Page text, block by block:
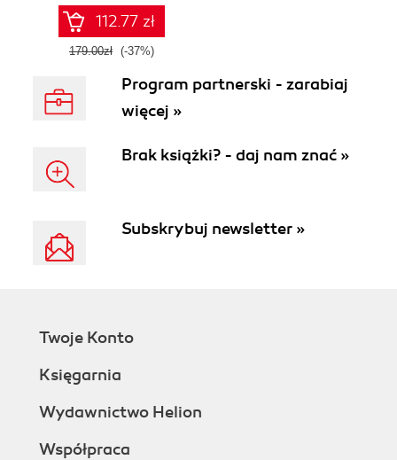
112.77 zł
179.00zł (-37%)
Program partnerski - zarabiaj
więcej »
Brak książki? - daj nam znać »
Subskrybuj newsletter »
Twoje Konto
Księgarnia
Wydawnictwo Helion
Współpraca